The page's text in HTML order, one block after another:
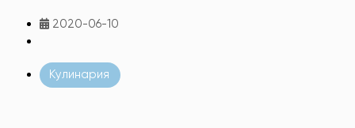
2020-06-10
Кулинария